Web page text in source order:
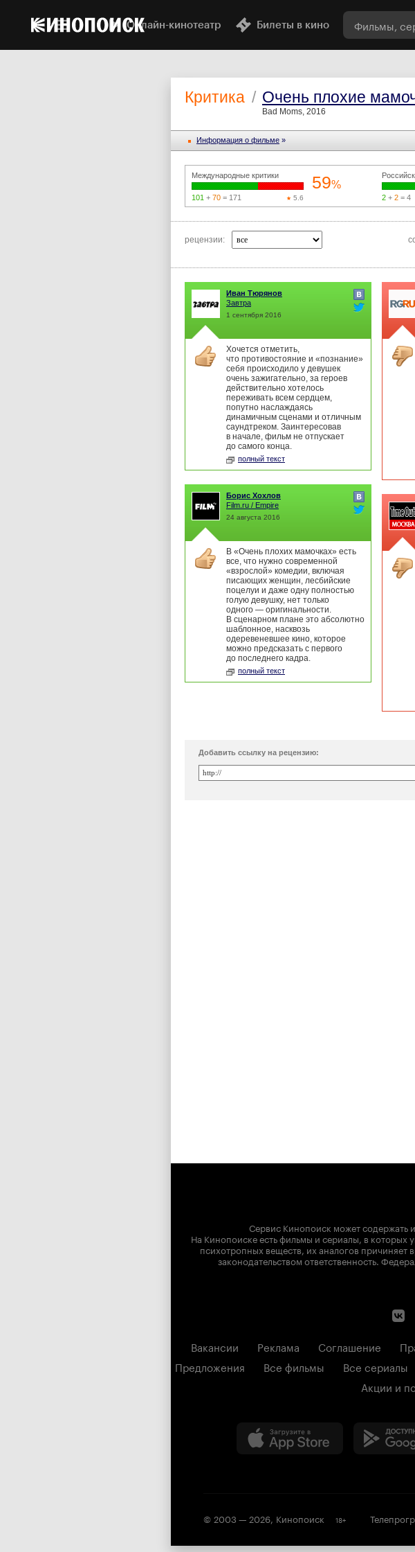
Онлайн-кинотеатр Билеты в кино
Критика / Очень плохие
Bad Moms, 2016
Информация o фильме »
Международные критики 59%
101 + 70 = 171 5.6 2 + 2 = 4
рецензии:
Иван Тюрянов
Завтра
1 сентября 2016
Хочется отметить,
что противостояние и «познание»
себя происходило у девушек
очень зажигательно, за героев
действительно хотелось
переживать всем сердцем,
попутно наслаждаясь
динамичным сценами и отличным
саундтреком. Заинтересовав
в начале, фильм не отпускает
до самого конца.
полный текст
Борис Хохлов
Film.ru / Empire
24 августа 2016
В «Очень плохих мамочках» есть
все, что нужно современной
«взрослой» комедии, включая
писающих женщин, лесбийские
поцелуи и даже одну полностью
голую девушку, нет только
одного — оригинальности.
В сценарном плане это абсолютно
шаблонное, насквозь
одеревеневшее кино, которое
можно предсказать с первого
до последнего кадра.
полный текст
Добавить ссылку на рецензию:
Сервис Кинопоиск может
На Кинопоиске есть фильмы и сериалы, в которых
психотропных веществ, их аналогов
законодательством ответственность.
Вакансии Реклама Соглашение
Предложения
Все фильмы Все сериалы
Акции и
© 2003 — 2026, Кинопоиск 18+